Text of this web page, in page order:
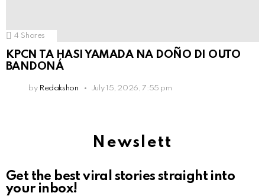
4 Shares
KPCN TA HASI YAMADA NA DOÑO DI OUTO
BANDONÁ
by Redakshon July 15, 2026, 7:55 pm
Newslett
Get the best viral stories straight into
your inbox!